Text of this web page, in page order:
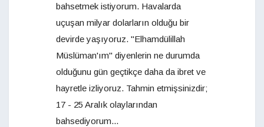
bahsetmek istiyorum. Havalarda
uçuşan milyar dolarların olduğu bir
devirde yaşıyoruz. "Elhamdülillah
Müslüman'ım" diyenlerin ne durumda
olduğunu gün geçtikçe daha da ibret ve
hayretle izliyoruz. Tahmin etmişsinizdir;
17 - 25 Aralık olaylarından
bahsediyorum...